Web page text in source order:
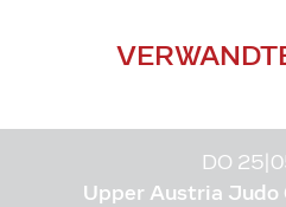
DO
Upper Austria